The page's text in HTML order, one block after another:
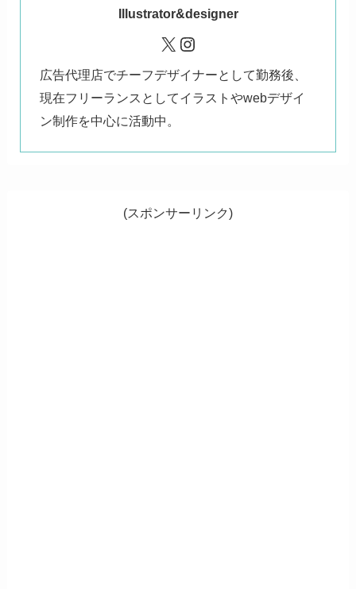
Illustrator&designer
X Instagram
広告代理店でチーフデザイナーとして勤務後、
現在フリーランスとしてイラストやwebデザイ
ン制作を中心に活動中。
(スポンサーリンク)